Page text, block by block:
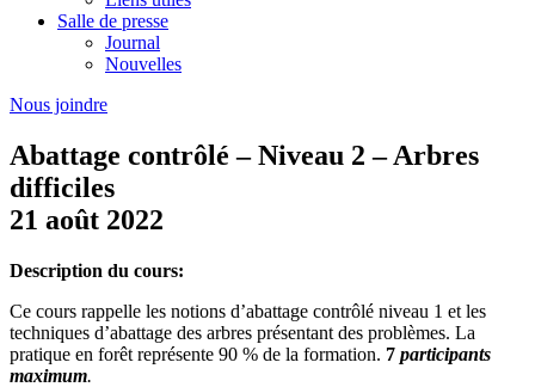
Salle de presse
Journal
Nouvelles
Nous joindre
Abattage contrôlé – Niveau 2 – Arbres
difficiles
21 août 2022
Description du cours:
Ce cours rappelle les notions d’abattage contrôlé niveau 1 et les
techniques d’abattage des arbres présentant des problèmes. La
pratique en forêt représente 90 % de la formation. 7 participants
maximum.